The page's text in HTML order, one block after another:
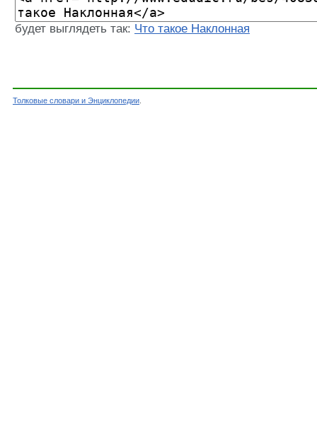
будет выглядеть так: Что такое Наклонная
Толковые словари и Энциклопедии